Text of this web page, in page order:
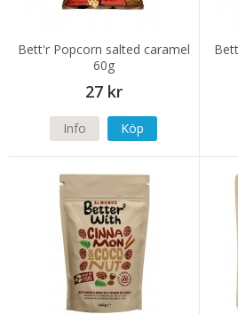
Bett'r Popcorn salted caramel
60g
27 kr
Info Köp